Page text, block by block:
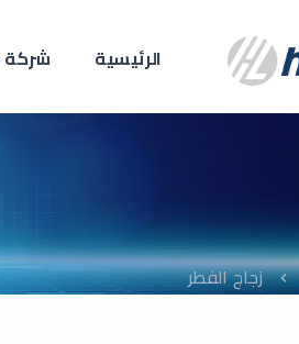
الرئيسية شركة
زجاج الفطر